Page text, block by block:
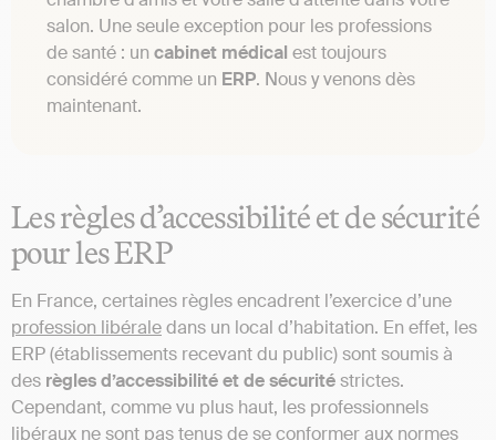
salon. Une seule exception pour les professions
de santé : un cabinet médical est toujours
considéré comme un ERP. Nous y venons dès
maintenant.
Les règles d’accessibilité et de sécurité
pour les ERP
En France, certaines règles encadrent l’exercice d’une
profession libéraledans un local d’habitation. En effet, les
ERP (établissements recevant du public) sont soumis à
des règles d’accessibilité et de sécuritéstrictes.
Cependant, comme vu plus haut, les professionnels
libéraux ne sont pas tenus de se conformer aux normes